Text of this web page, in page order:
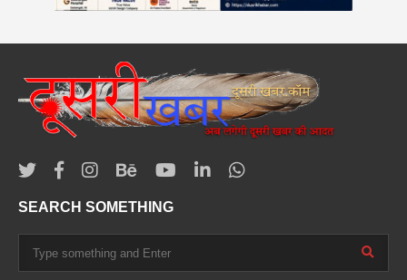
SEARCH SOMETHING